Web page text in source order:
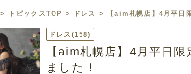
> トピックスTOP > ドレス > 【aim札幌店】4月平日
ドレス (158)
【aim札幌店】4月平日
ました！